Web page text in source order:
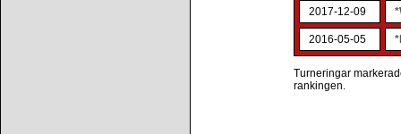
2017-12-09
2016-05-05
Turneringar
rankingen.